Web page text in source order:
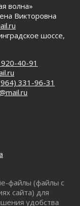
к 150-
волна»
Викторовна
шоссе,
40-91
331-96-31
файлы (файлы с
сайта) для
удобства